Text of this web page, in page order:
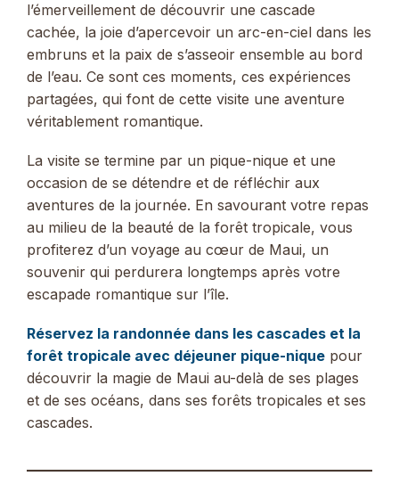
l’émerveillement de découvrir une cascade
cachée, la joie d’apercevoir un arc-en-ciel dans les
embruns et la paix de s’asseoir ensemble au bord
de l’eau. Ce sont ces moments, ces expériences
partagées, qui font de cette visite une aventure
véritablement romantique.
La visite se termine par un pique-nique et une
occasion de se détendre et de réfléchir aux
aventures de la journée. En savourant votre repas
au milieu de la beauté de la forêt tropicale, vous
profiterez d’un voyage au cœur de Maui, un
souvenir qui perdurera longtemps après votre
escapade romantique sur l’île.
Réservez la randonnée dans les cascades et la
forêt tropicale avec déjeuner pique-nique pour
découvrir la magie de Maui au-delà de ses plages
et de ses océans, dans ses forêts tropicales et ses
cascades.